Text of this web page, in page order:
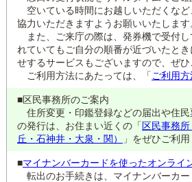
空いている時間にお越しいただくな
協力いただきますようお願いいたします
また、ご来庁の際は、発券機で受付
れていてもご自分の順番が近づいたと
せするサービスもございますので、ぜひ
ご利用方法にあたっては、「 ご利用方
■区民事務所のご案内
住所変更・印鑑登録などの届出や住
の発行は、お住まい近くの「 区民事務
丘・石神井・大泉・関）
」をぜひご利用
■マイナンバーカードを使ったオンライ
転出のお手続きは、マイナンバーカー